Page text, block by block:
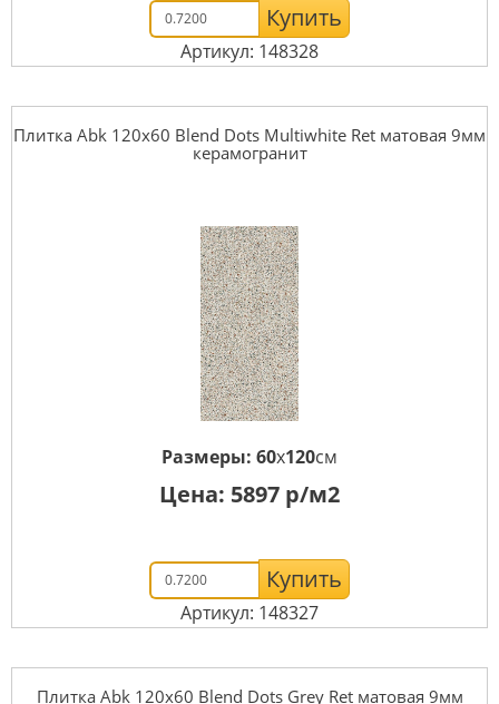
Купить
Артикул: 148328
Плитка Abk 120x60 Blend Dots Multiwhite Ret матовая 9мм
керамогранит
Размеры: 60x120см
Цена: 5897 р/м2
Купить
Артикул: 148327
Плитка Abk 120x60 Blend Dots Grey Ret матовая 9мм